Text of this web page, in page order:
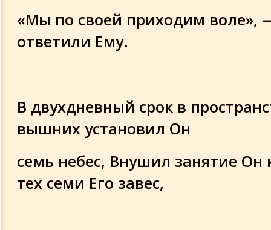
«Мы по своей приходим воле»,
ответили Ему.
В двухдневный срок в
вышних установил Он
семь небес, Внушил занятие Он
тех семи Его завес,